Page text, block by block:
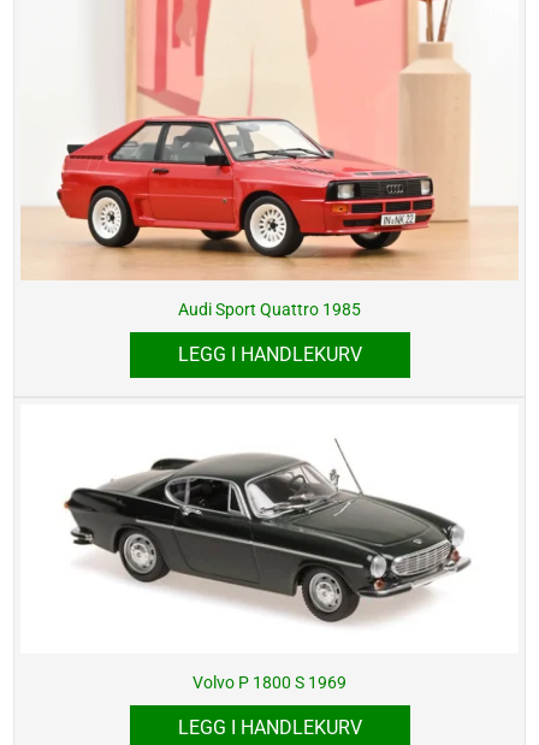
Audi Sport Quattro 1985
LEGG I HANDLEKURV
Volvo P 1800 S 1969
LEGG I HANDLEKURV